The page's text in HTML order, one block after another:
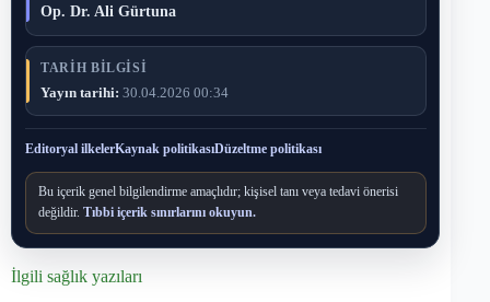
Op. Dr. Ali Gürtuna
TARIH BILGISI
Yayın tarihi: 30.04.2026 00:34
Editoryal ilkelerKaynak politikasıDüzeltme politikası
Bu içerik genel bilgilendirme amaçlıdır; kişisel tanı veya tedavi önerisi
değildir. Tıbbi içerik sınırlarını okuyun.
İlgili sağlık yazıları